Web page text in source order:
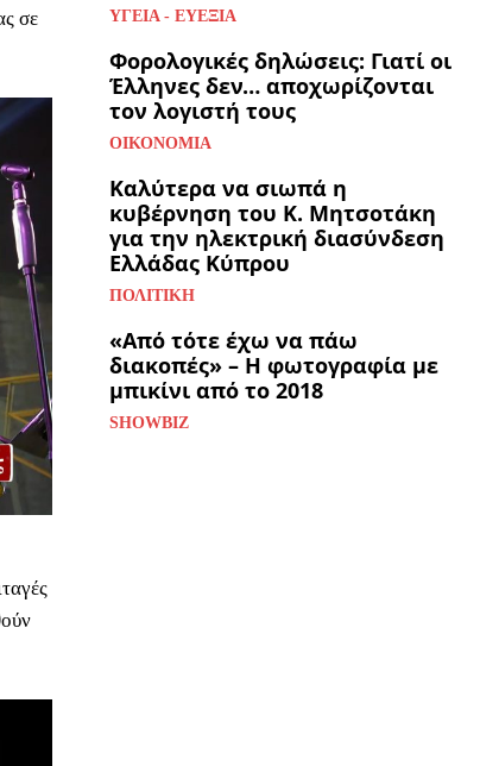
σε
ΥΓΕΊΑ - ΕΥΕΞΊΑ
Φορολογικές δηλώσεις: Γιατί οι
Έλληνες δεν… αποχωρίζονται
τον λογιστή τους
ΟΙΚΟΝΟΜΊΑ
Καλύτερα να σιωπά η
κυβέρνηση του Κ. Μητσοτάκη
για την ηλεκτρική διασύνδεση
Ελλάδας Κύπρου
ΠΟΛΙΤΙΚΉ
«Από τότε έχω να πάω
διακοπές» – Η φωτογραφία με
μπικίνι από το 2018
SHOWBIZ